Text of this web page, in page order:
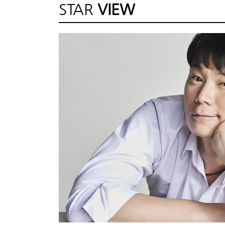
STAR VIEW